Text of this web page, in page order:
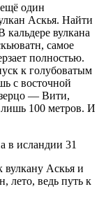
один
Аскья. Найти
вулкана
самое
полностью.
к голубоватым
с восточной
— Вити,
лишь 100 метров. И
вулкану Аскья и
лето, ведь путь к